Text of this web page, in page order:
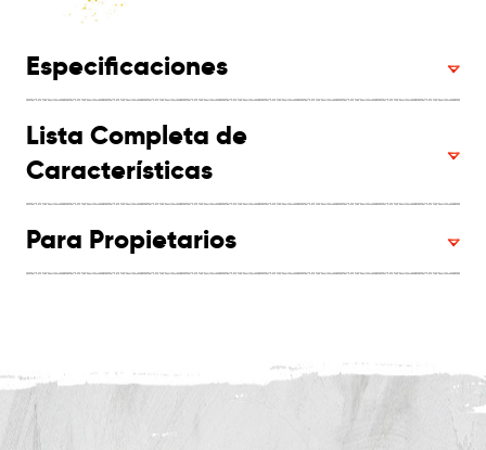
Especificaciones
Lista Completa de
Características
Para Propietarios